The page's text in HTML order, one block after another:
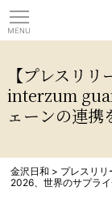
【プレスリ
interzum
ェーンの連携
金沢日和 > プレスリリ
2026、世界のサプラ